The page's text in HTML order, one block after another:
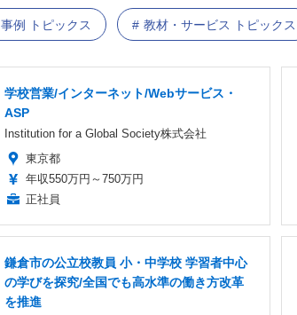
事例 トピックス 教材・サービス トピックス
学校営業/インターネット/Webサービス・
ASP
Institution for a Global Society株式会社
東京都
年収550万円～750万円
正社員
鎌倉市の公立校教員 小・中学校 学習者中心
の学びを探究/全国でも高水準の働き方改革
を推進